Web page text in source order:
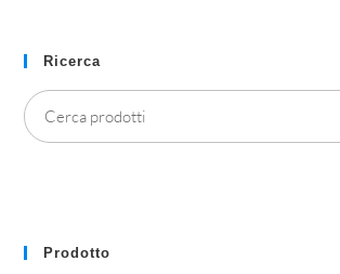
Ricerca
Prodotto